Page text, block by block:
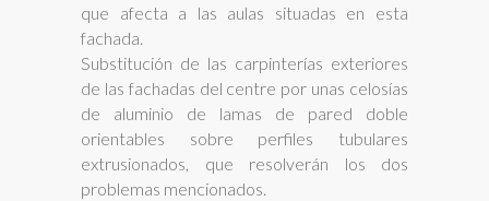
que afecta a las aulas situadas en esta
fachada.
Substitución de las carpinterías exteriores
de las fachadas del centre por unas celosías
de aluminio de lamas de pared doble
orientables sobre perfiles tubulares
extrusionados, que resolverán los dos
problemas mencionados.